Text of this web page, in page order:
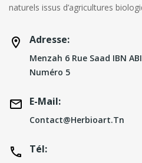
naturels issus d’agricultures
Adresse:
Menzah 6 Rue Saad IBN
Numéro 5
E-Mail:
Contact@herbioart.tn
Tél: